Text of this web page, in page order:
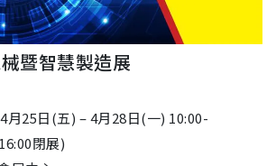
暨智慧製造展
月25日(五) – 4月28日(一) 10:00-
閉展)